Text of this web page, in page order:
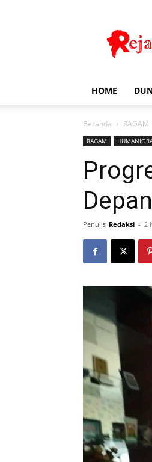
HOME
Beranda RAGAM
RAGAM
Penulis Redaksi - 2